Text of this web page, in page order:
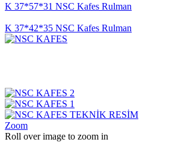
K 37*57*31 NSC Kafes Rulman
K 37*42*35 NSC Kafes Rulman
Zoom
Roll over image to zoom in